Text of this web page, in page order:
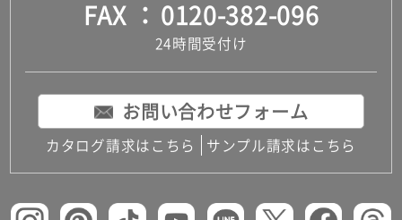
FAX 0120-382-096
24時間受付け
お問い合わせフォーム
カタログ請求はこちら サンプル請求はこちら